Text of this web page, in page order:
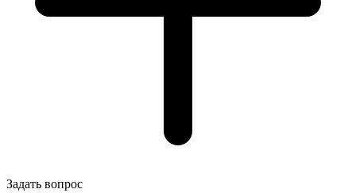
Задать вопрос